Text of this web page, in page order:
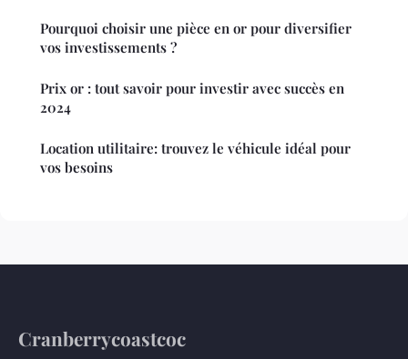
Pourquoi choisir une pièce en or pour diversifier
vos investissements ?
Prix or : tout savoir pour investir avec succès en
2024
Location utilitaire: trouvez le véhicule idéal pour
vos besoins
Cranberrycoastcoc